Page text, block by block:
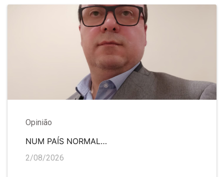
Opinião
NUM PAÍS NORMAL…
2/08/2026